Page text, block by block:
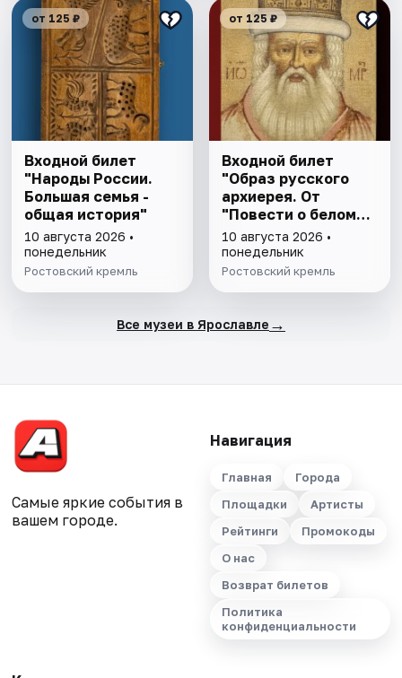
от 125 ₽
Входной билет
"Народы России.
Большая семья -
общая история"
10 августа 2026 •
понедельник
Ростовский кремль
от 125 ₽
Входной билет
"Образ русского
архиерея. От
"Повести о белом
клобуке" до
восстановления
патриаршества"
10 августа 2026 •
понедельник
Ростовский кремль
Все музеи в Ярославле →
Самые яркие события в
вашем городе.
Навигация
Главная
Города
Площадки
Артисты
Рейтинги
Промокоды
О нас
Возврат билетов
Политика
конфиденциальности